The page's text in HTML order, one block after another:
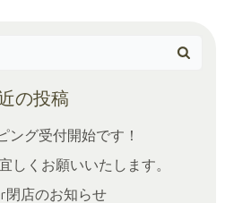
の投稿
ング受付開始です！
しくお願いいたします。
閉店のお知らせ